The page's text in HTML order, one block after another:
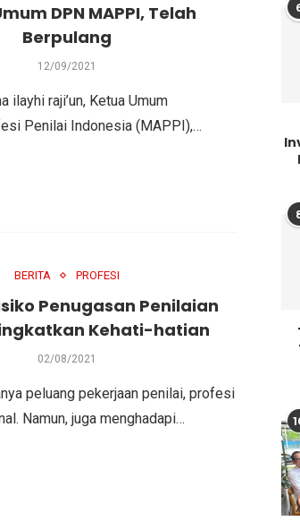
DPN MAPPI, Telah
Berpulang
12/09/2021
ilayhi raji’un, Ketua Umum
Penilai Indonesia (MAPPI),…
BERITA PROFESI
Penugasan Penilaian
Kehati-hatian
02/08/2021
peluang pekerjaan penilai, profesi
Namun, juga menghadapi…